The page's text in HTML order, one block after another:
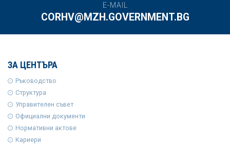
E-MAIL
CORHV@MZH.GOVERNMENT.BG
ЗА ЦЕНТЪРА
Ръководство
Структура
Управителен съвет
Официални документи
Нормативни актове
Кариери